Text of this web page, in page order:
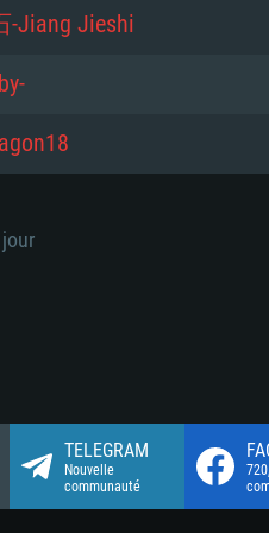
Go (client
Go (client
Internet
Go (client
-Jiang Jieshi
TELEGRAM
Nouvelle
communauté